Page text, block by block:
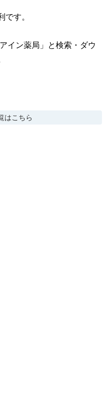
す。
イン薬局」と検索・ダウ
はこちら